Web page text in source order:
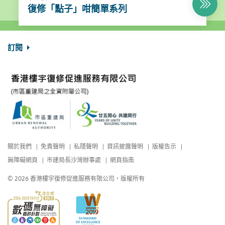
復修「點子」咁簡單系列
訂閱
關於我們 免責聲明 私隱聲明 資訊披露聲明
版權告示
無障礙網頁
市建局長沙灣辦事處 網頁指南
© 2026 香港樓宇復修促進服務有限公司，版權所有